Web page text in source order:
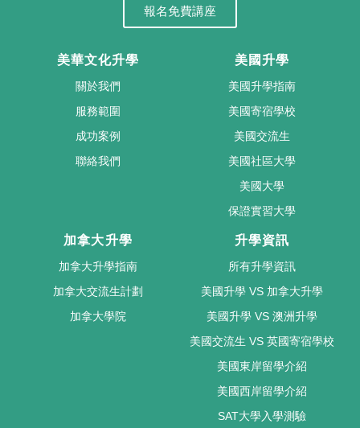
報名免費講座
美華文化升學
關於我們
服務範圍
成功案例
聯絡我們
美國升學
美國升學指南
美國寄宿學校
美國交流生
美國社區大學
美國大學
保證實習大學
加拿大升學
加拿大升學指南
加拿大交流生計劃
加拿大學院
升學資訊
所有升學資訊
美國升學 VS 加拿大升學
美國升學 VS 澳洲升學
美國交流生 VS 英國寄宿學校
美國東岸留學介紹
美國西岸留學介紹
SAT大學入學測驗